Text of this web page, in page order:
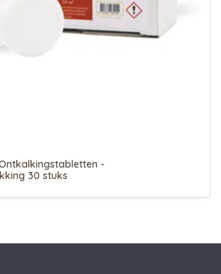
-
30 stuks